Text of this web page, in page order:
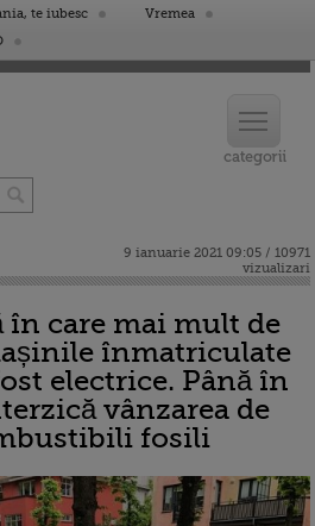
te iubesc
Vremea
9 ianuarie 2021 09:05 / 10971
vizualizari
în care mai mult de
înmatriculate
electrice. Până în
vânzarea de
fosili